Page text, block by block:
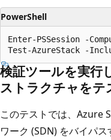
PowerShell
Enter-PSSession -
検証ツールを実行
ストラクチャをテ
このテストでは、Azure
ワーク (SDN) をバイパ